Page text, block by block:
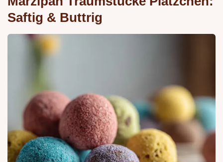
Saftig & Buttrig